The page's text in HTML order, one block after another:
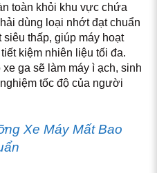
toàn khỏi khu vực chứa
dùng loại nhớt đạt chuẩn
thấp, giúp máy hoạt
kiệm nhiên liệu tối đa.
ga sẽ làm máy ì ạch, sinh
tốc độ của người
Xe Máy Mất Bao